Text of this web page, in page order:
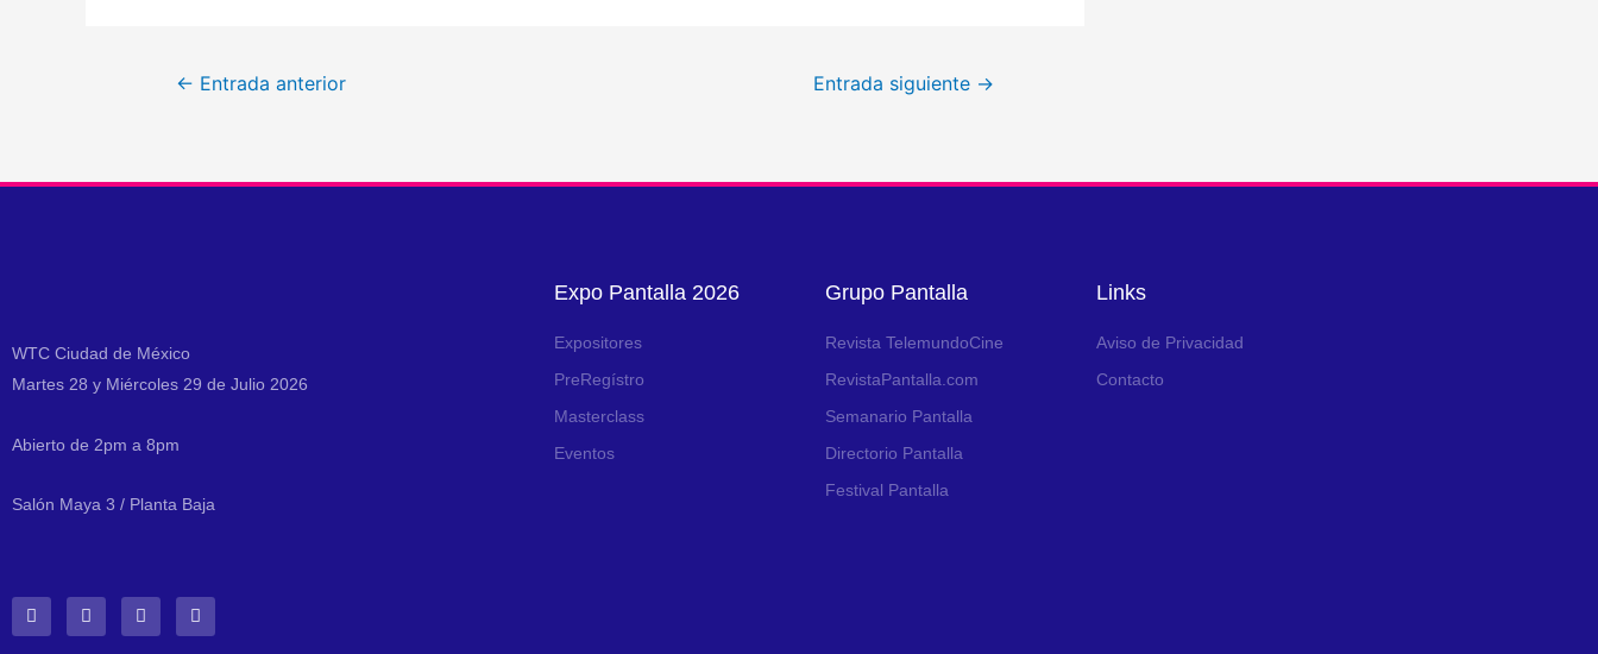
← Entrada anterior Entrada siguiente →
WTC Ciudad de México
Martes 28 y Miércoles 29 de Julio 2026
Abierto de 2pm a 8pm
Salón Maya 3 / Planta Baja
Expo Pantalla 2026
Expositores
PreRegístro
Masterclass
Eventos
Grupo Pantalla
Revista TelemundoCine
RevistaPantalla.com
Semanario Pantalla
Directorio Pantalla
Festival Pantalla
Links
Aviso de Privacidad
Contacto